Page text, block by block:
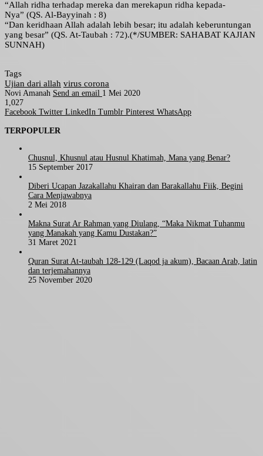
“Allah ridha terhadap mereka dan merekapun ridha kepada-
Nya” (QS. Al-Bayyinah : 8)
“Dan keridhaan Allah adalah lebih besar; itu adalah keberuntungan
yang besar” (QS. At-Taubah : 72).(*/SUMBER: SAHABAT KAJIAN
SUNNAH)
Tags
Ujian dari allah virus corona
Novi Amanah Send an email 1 Mei 2020
1,027
Facebook Twitter LinkedIn Tumblr Pinterest WhatsApp
TERPOPULER
Chusnul, Khusnul atau Husnul Khatimah, Mana yang Benar?
15 September 2017
Diberi Ucapan Jazakallahu Khairan dan Barakallahu Fiik, Begini
Cara Menjawabnya
2 Mei 2018
Makna Surat Ar Rahman yang Diulang, “Maka Nikmat Tuhanmu
yang Manakah yang Kamu Dustakan?”
31 Maret 2021
Quran Surat At-taubah 128-129 (Laqod ja akum), Bacaan Arab, latin
dan terjemahannya
25 November 2020